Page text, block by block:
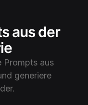
aus der
Prompts aus
generiere